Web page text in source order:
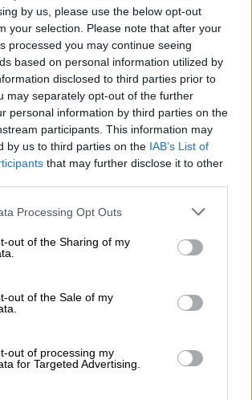
by us, please use the below opt-out
your selection. Please note that after your
processed you may continue seeing
based on personal information utilized by
disclosed to third parties prior to
may separately opt-out of the further
personal information by third parties on the
participants. This information may
by us to third parties on the IAB’s List of
that may further disclose it to other
this website/app uses one or more Google
visit or usage behaviour. You may click to
to Google and its third-party tags to
below specified purposes in below Google
Processing Opt Outs
out of the Sharing of my
out of the Sale of my
out of processing my
for Targeted Advertising.
εμβολιασμού
λειτουργός ζητεί
εισαγγελίες Εφετών να
δράση με επιτόπιες
εισαγγελέων στα
κέντρα